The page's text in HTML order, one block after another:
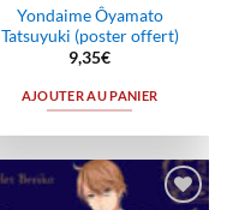
Yondaime Ôyamato
Tatsuyuki (poster offert)
9,35€
AJOUTER AU PANIER